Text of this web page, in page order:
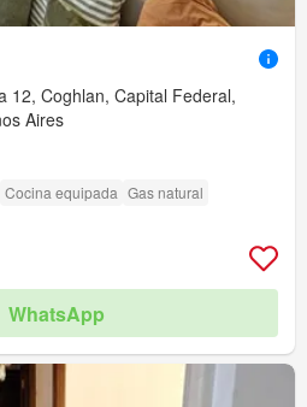
12, Coghlan, Capital Federal,
Aires
Cocina equipada Gas natural
WhatsApp